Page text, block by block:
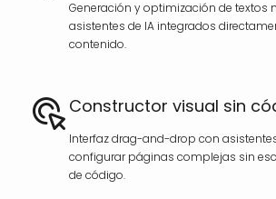
Generación y optimización de textos
asistentes de IA integrados
contenido.
Constructor visual sin
Interfaz drag-and-drop con
configurar páginas complejas sin
de código.